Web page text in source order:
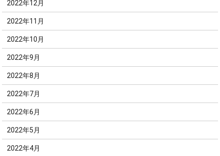
2022年12月
2022年11月
2022年10月
2022年9月
2022年8月
2022年7月
2022年6月
2022年5月
2022年4月